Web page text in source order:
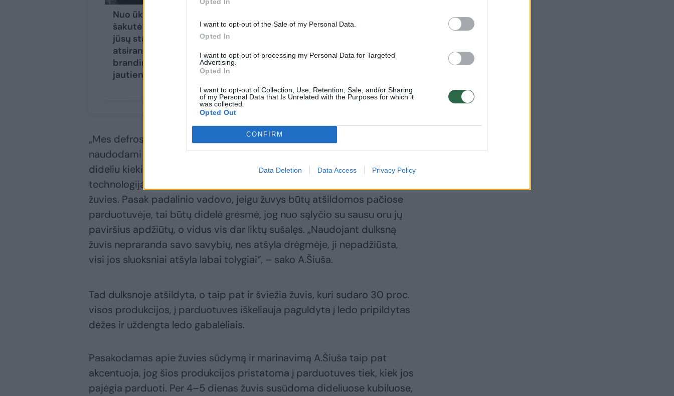
I want to opt-out of the Sale of my Personal Data.
Opted In
I want to opt-out of processing my Personal Data for Targeted
Advertising.
Opted In
I want to opt-out of Collection, Use, Retention, Sale, and/or Sharing
of my Personal Data that Is Unrelated with the Purposes for which it
was collected.
Opted Out
CONFIRM
Data Deletion Data Access Privacy Policy
Nuo ūkio iki
šakutės: kaip ant
jūsų stalo
atsiranda
brandinta
jautiena?
tirpaluose
„Norfa“ nesitepė
rankų
(1)
„Mes defrostuojame, kitaip tariant atšildome žuvį, jeigu ji yra šaldyta,
naudodami specialią technologiją – žuvis yra defrostuojama dulksna,
dideliu kiekiu drėgmės prisotintame ore“, – pasakoja pašnekovas. Ši
technologija padeda tolygiai atšildyti net ir didelį bloką sušaldytos
žuvies. Pasak padalinio vadovo, jeigu žuvys būtų atšildomos pačiose
parduotuvėje, tai būtų didelė grėsmė, jog nuo sąlyčio su sausu oru jų
paviršius apdžiūtų, o vidus vis dar liktų sušalęs. „Naudojant dulksną
žuvis nepraranda savo savybių, nes atšyla drėgmėje, ji nepadžiūsta,
visi jos sluoksniai atšyla labai tolygiai“, – sako A.Šiuša.
Tad dulksnoje atšildyta, o taip pat ir šviežia žuvis, kuri sudaro 30 proc.
visos produkcijos, į parduotuves iškeliauja paguldyta į ledo pripildytas
dėžes ir uždengta ledo gabalėliais.
Pasakodamas apie žuvies sūdymą ir marinavimą A.Šiuša taip pat
akcentuoja, jog šios produkcijos pristatoma į parduotuves tiek, kiek jos
pajėgia parduoti. Per 4–5 dienas žuvis susūdoma dideliuose kubiluose,